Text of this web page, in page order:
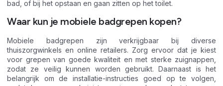
bad, of bij het opstaan en gaan zitten op het toilet.
Waar kun je mobiele badgrepen kopen?
Mobiele badgrepen zijn verkrijgbaar bij diverse
thuiszorgwinkels en online retailers. Zorg ervoor dat je kiest
voor grepen van goede kwaliteit en met sterke zuignappen,
zodat ze veilig kunnen worden gebruikt. Daarnaast is het
belangrijk om de installatie-instructies goed op te volgen,